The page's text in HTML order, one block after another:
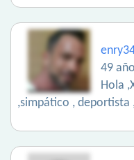
49
Hola
,simpático , deportista